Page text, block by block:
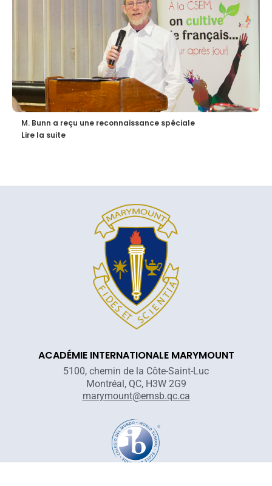
M. Bunn a reçu une reconnaissance spéciale
Lire la suite
ACADÉMIE INTERNATIONALE MARYMOUNT
5100, chemin de la Côte-Saint-Luc
Montréal, QC, H3W 2G9
marymount@emsb.qc.ca